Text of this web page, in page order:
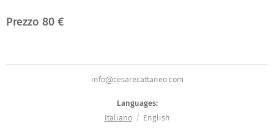
Prezzo 80 €
info@cesarecattaneo.com
Languages
Italiano
English